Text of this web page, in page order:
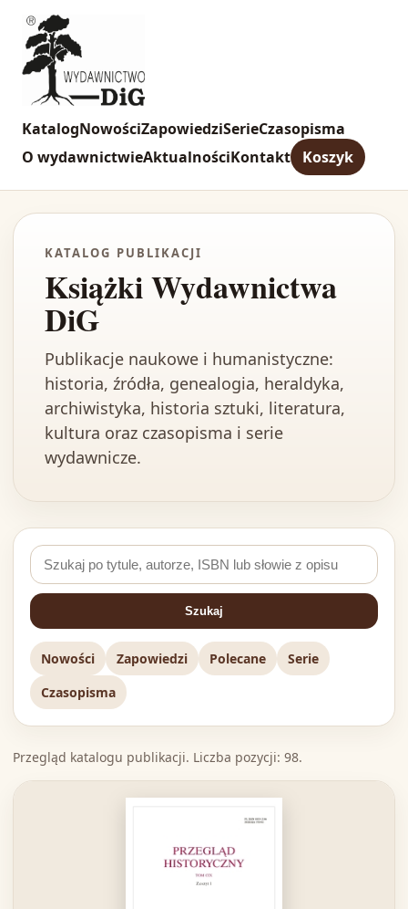
KatalogNowościZapowiedziSerieCzasopisma
O wydawnictwieAktualnościKontakt Koszyk
KATALOG PUBLIKACJI
Książki Wydawnictwa
DiG
Publikacje naukowe i humanistyczne:
historia, źródła, genealogia, heraldyka,
archiwistyka, historia sztuki, literatura,
kultura oraz czasopisma i serie
wydawnicze.
Szukaj
Nowości Zapowiedzi Polecane
Serie
Czasopisma
Przegląd katalogu publikacji. Liczba pozycji: 98.